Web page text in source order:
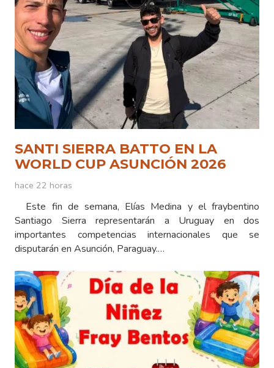
SANTI SIERRA BATTO EN LA
WORLD CUP ASUNCIÓN 2026
hace 22 horas
Este fin de semana, Elías Medina y el fraybentino
Santiago Sierra representarán a Uruguay en dos
importantes competencias internacionales que se
disputarán en Asunción, Paraguay.…